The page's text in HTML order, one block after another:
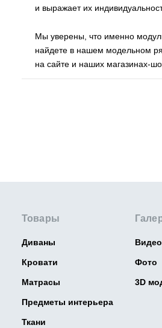
и выражает их
Мы уверены, что именно
найдете в нашем модельном
на сайте и наших магазинах-
Товары
Диваны
Кровати
Матрасы
Предметы интерьера
Ткани
Видео
Фото
3D